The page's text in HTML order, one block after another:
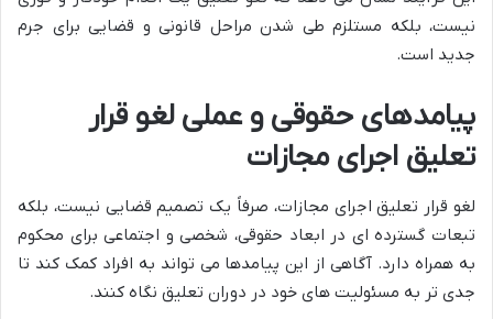
نیست، بلکه مستلزم طی شدن مراحل قانونی و قضایی برای جرم
جدید است.
پیامدهای حقوقی و عملی لغو قرار
تعلیق اجرای مجازات
لغو قرار تعلیق اجرای مجازات، صرفاً یک تصمیم قضایی نیست، بلکه
تبعات گسترده ای در ابعاد حقوقی، شخصی و اجتماعی برای محکوم
به همراه دارد. آگاهی از این پیامدها می تواند به افراد کمک کند تا
جدی تر به مسئولیت های خود در دوران تعلیق نگاه کنند.